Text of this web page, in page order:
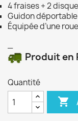
4 fraises + 2
Guidon
Équipée d’une
Produit en
Quantité
